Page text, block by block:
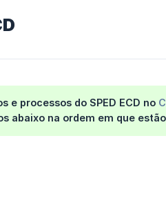
e processos do SPED ECD no
abaixo na ordem em que